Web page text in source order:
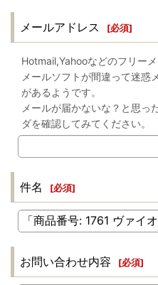
メールアドレス [必須]
Hotmail,Yahooなどのフリー
メールソフトが間違って迷惑
があるようです。
メールが届かないな？と思っ
ダを確認してみてください。
件名 [必須]
お問い合わせ内容 [必須]